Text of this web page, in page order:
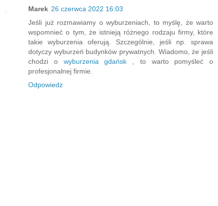
Marek 26 czerwca 2022 16:03
Jeśli już rozmawiamy o wyburzeniach, to myślę, że warto
wspomnieć o tym, że istnieją różnego rodzaju firmy, które
takie wyburzenia oferują. Szczególnie, jeśli np. sprawa
dotyczy wyburzeń budynków prywatnych. Wiadomo, że jeśli
chodzi o wyburzenia gdańsk , to warto pomyśleć o
profesjonalnej firmie.
Odpowiedz